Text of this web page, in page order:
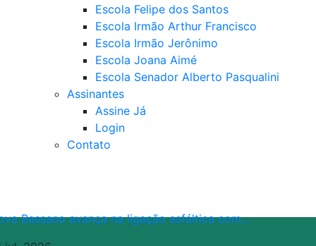
Escola Felipe dos Santos
Escola Irmão Arthur Francisco
Escola Irmão Jerônimo
Escola Joana Aimé
Escola Senador Alberto Pasqualini
Assinantes
Assine Já
Login
Contato
Bassano avança na ligação asfáltica com…